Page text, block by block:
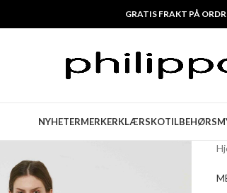
GRATIS FRAKT PÅ
NYHETERMERKERKLÆRSKOTILBEHØR